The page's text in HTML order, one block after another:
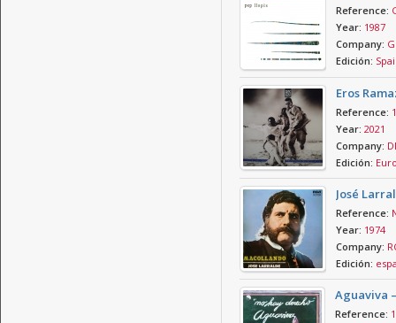
Reference:
Year: 1987
Company:
Edición:
Eros
Reference:
Year: 2021
Company:
Edición:
José
Reference:
Year: 1974
Company:
Edición:
Aguaviva
Reference: